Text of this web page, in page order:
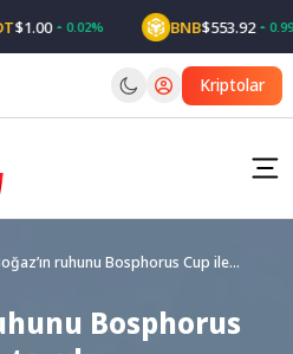
0.02% BNB$553.92 0.99%
Kriptolar
ruhunu Bosphorus Cup ile
Bosphorus